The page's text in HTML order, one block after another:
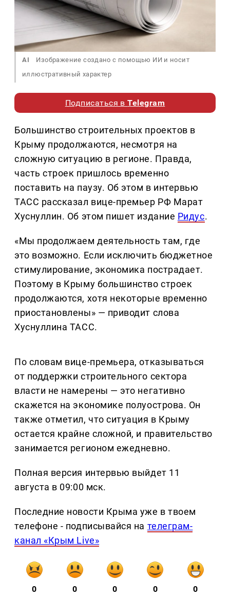
AI
Изображение создано с помощью ИИ и носит
иллюстративный характер
Подписаться вTelegram
Большинство строительных проектов в
Крыму продолжаются, несмотря на
сложную ситуацию в регионе. Правда,
часть строек пришлось временно
поставить на паузу. Об этом в интервью
ТАСС рассказал вице-премьер РФ Марат
Хуснуллин. Об этом пишет издание Ридус.
«Мы продолжаем деятельность там, где
это возможно. Если исключить бюджетное
стимулирование, экономика пострадает.
Поэтому в Крыму большинство строек
продолжаются, хотя некоторые временно
приостановлены» — приводит слова
Хуснуллина ТАСС.
По словам вице-премьера, отказываться
от поддержки строительного сектора
власти не намерены — это негативно
скажется на экономике полуострова. Он
также отметил, что ситуация в Крыму
остается крайне сложной, и правительство
занимается регионом ежедневно.
Полная версия интервью выйдет 11
августа в 09:00 мск.
Последние новости Крыма уже в твоем
телефоне - подписывайся на телеграм-
канал «Крым Live»
0 0 0 0 0